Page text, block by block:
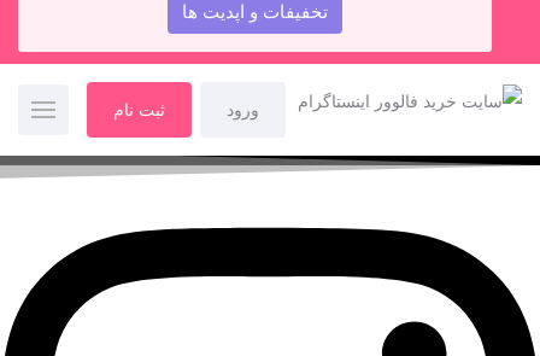
تخفیفات و اپدیت ها
ورود ثبت نام